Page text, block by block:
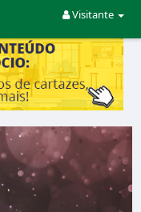
Visitante